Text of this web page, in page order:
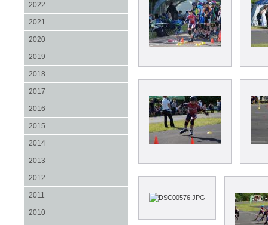
2022
2021
2020
2019
2018
2017
2016
2015
2014
2013
2012
2011
2010